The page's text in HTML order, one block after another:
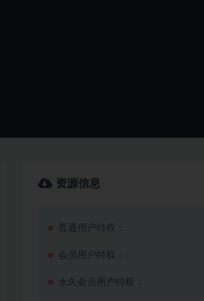
资源信息
普通用户特权：
会员用户特权：
永久会员用户特权：